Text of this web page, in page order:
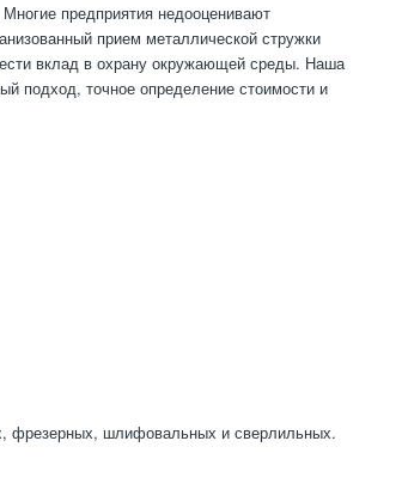
предприятия недооценивают
прием металлической стружки
вклад в охрану окружающей среды. Наша
подход, точное определение стоимости и
фрезерных, шлифовальных и сверлильных.